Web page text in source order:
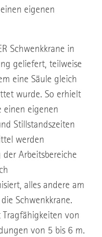
eigenen
Schwenkkrane in
geliefert, teilweise
eine Säule gleich
wurde. So erhielt
einen eigenen
Stillstandszeiten
werden
Arbeitsbereiche
alles andere am
Schwenkkrane.
von
von 5 bis 6 m.